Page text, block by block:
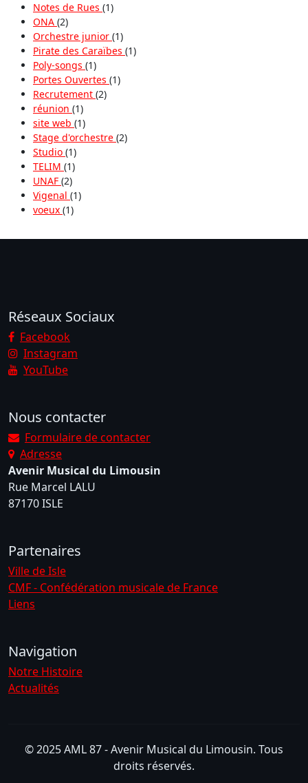
Notes de Rues (1)
ONA (2)
Orchestre junior (1)
Pirate des Caraïbes (1)
Poly-songs (1)
Portes Ouvertes (1)
Recrutement (2)
réunion (1)
site web (1)
Stage d'orchestre (2)
Studio (1)
TELIM (1)
UNAF (2)
Vigenal (1)
voeux (1)
Réseaux Sociaux
Facebook
Instagram
YouTube
Nous contacter
Formulaire de contacter
Adresse
Avenir Musical du Limousin
Rue Marcel LALU
87170 ISLE
Partenaires
Ville de Isle
CMF - Confédération musicale de France
Liens
Navigation
Notre Histoire
Actualités
© 2025 AML 87 - Avenir Musical du Limousin. Tous
droits réservés.